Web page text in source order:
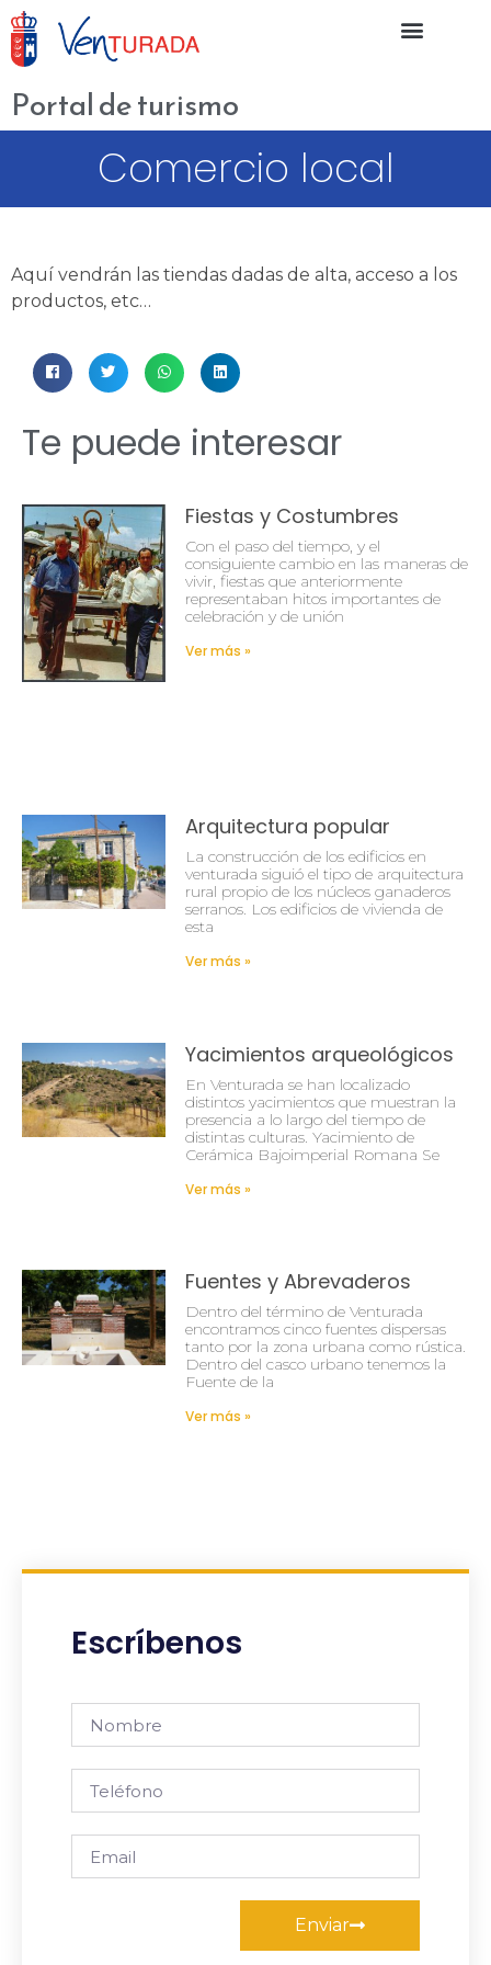
Portal de turismo
Comercio local
Aquí vendrán las tiendas dadas de alta, acceso a los
productos, etc…
Te puede interesar
Fiestas y Costumbres
Con el paso del tiempo, y el
consiguiente cambio en las maneras de
vivir, fiestas que anteriormente
representaban hitos importantes de
celebración y de unión
Ver más »
Arquitectura popular
La construcción de los edificios en
venturada siguió el tipo de arquitectura
rural propio de los núcleos ganaderos
serranos. Los edificios de vivienda de
esta
Ver más »
Yacimientos arqueológicos
En Venturada se han localizado
distintos yacimientos que muestran la
presencia a lo largo del tiempo de
distintas culturas. Yacimiento de
Cerámica Bajoimperial Romana Se
Ver más »
Fuentes y Abrevaderos
Dentro del término de Venturada
encontramos cinco fuentes dispersas
tanto por la zona urbana como rústica.
Dentro del casco urbano tenemos la
Fuente de la
Ver más »
Escríbenos
Enviar